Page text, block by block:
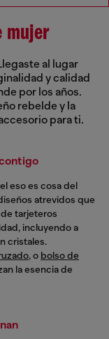
mujer
al lugar
y calidad
por los años.
rebelde y la
para ti.
eso es cosa del
atrevidos que
tarjeteros
incluyendo a
cristales.
, o bolso de
la esencia de